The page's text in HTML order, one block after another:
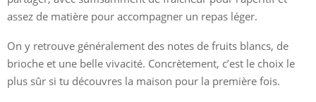
assez de matière pour accompagner un repas léger.
On y retrouve généralement des notes de fruits blancs, de
brioche et une belle vivacité. Concrètement, c’est le choix le
plus sûr si tu découvres la maison pour la première fois.